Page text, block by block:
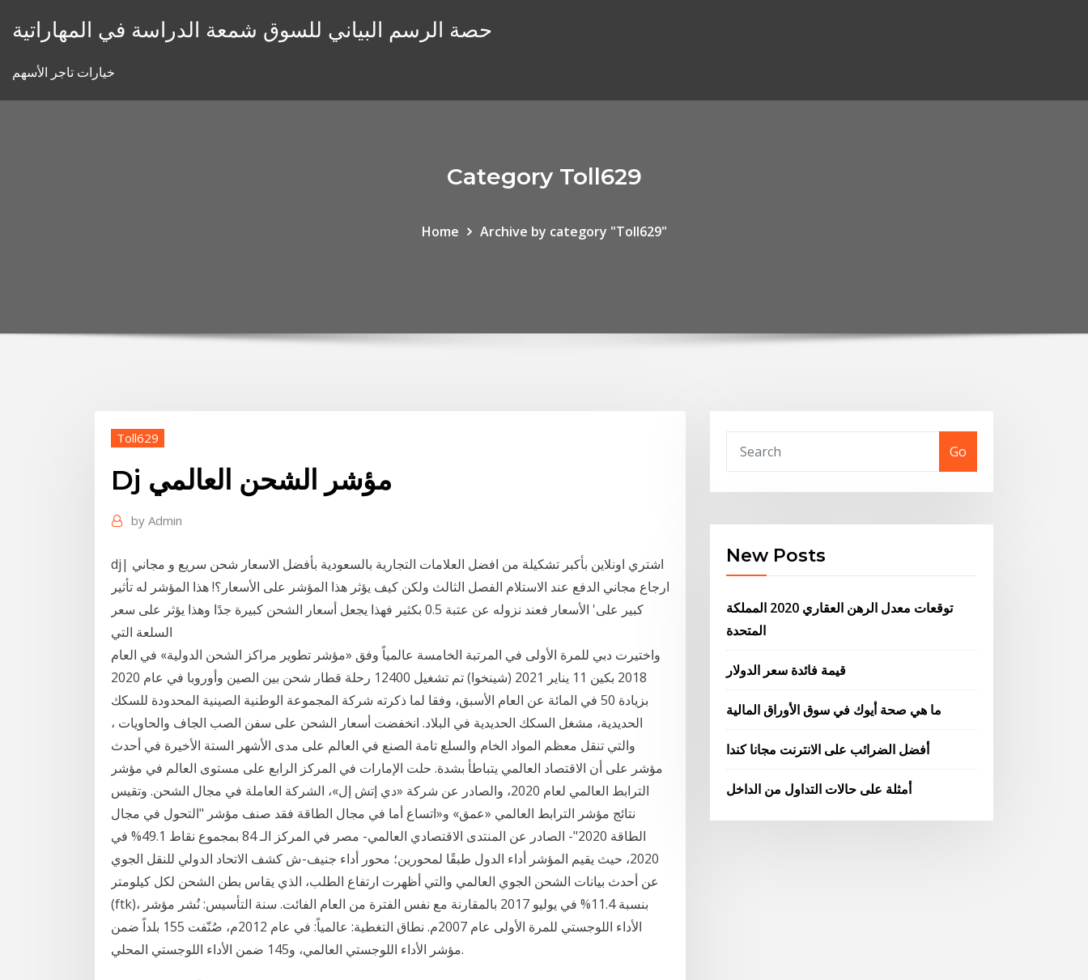
حصة الرسم البياني للسوق شمعة الدراسة في المهاراتية
خيارات تاجر الأسهم
Category Toll629
Home Archive by category "Toll629"
Toll629
Dj مؤشر الشحن العالمي
by Admin
dj| اشتري اونلاين بأكبر تشكيلة من افضل العلامات التجارية بالسعودية بأفضل الاسعار شحن سريع و مجاني
ارجاع مجاني الدفع عند الاستلام الفصل الثالث ولكن كيف يؤثر هذا المؤشر على الأسعار؟! هذا المؤشر له تأثير
كبير على' الأسعار فعند نزوله عن عتبة 0.5 بكثير فهذا يجعل أسعار الشحن كبيرة جدًا وهذا يؤثر على سعر
السلعة التي
واختيرت دبي للمرة الأولى في المرتبة الخامسة عالمياً وفق «مؤشر تطوير مراكز الشحن الدولية» في العام
2018 بكين 11 يناير 2021 (شينخوا) تم تشغيل 12400 رحلة قطار شحن بين الصين وأوروبا في عام 2020
بزيادة 50 في المائة عن العام الأسبق، وفقا لما ذكرته شركة المجموعة الوطنية الصينية المحدودة للسكك
الحديدية، مشغل السكك الحديدية في البلاد. انخفضت أسعار الشحن على سفن الصب الجاف والحاويات ،
والتي تنقل معظم المواد الخام والسلع تامة الصنع في العالم على مدى الأشهر الستة الأخيرة في أحدث
مؤشر على أن الاقتصاد العالمي يتباطأ بشدة. حلت الإمارات في المركز الرابع على مستوى العالم في مؤشر
الترابط العالمي لعام 2020، والصادر عن شركة «دي إتش إل»، الشركة العاملة في مجال الشحن. وتقيس
نتائج مؤشر الترابط العالمي «عمق» و«اتساع أما في مجال الطاقة فقد صنف مؤشر "التحول في مجال
الطاقة 2020"- الصادر عن المنتدى الاقتصادي العالمي- مصر في المركز الـ 84 بمجموع نقاط 49.1% في
2020، حيث يقيم المؤشر أداء الدول طبقًا لمحورين؛ محور أداء جنيف-ش كشف الاتحاد الدولي للنقل الجوي
عن أحدث بيانات الشحن الجوي العالمي والتي أظهرت ارتفاع الطلب، الذي يقاس بطن الشحن لكل كيلومتر
(ftk)، بنسبة 11.4% في يوليو 2017 بالمقارنة مع نفس الفترة من العام الفائت. سنة التأسيس: نُشر مؤشر
الأداء اللوجستي للمرة الأولى عام 2007م. نطاق التغطية: عالمياً: في عام 2012م، صُنّفت 155 بلداً ضمن
مؤشر الأداء اللوجستي العالمي، و145 ضمن الأداء اللوجستي المحلي.
Go
New Posts
توقعات معدل الرهن العقاري 2020 المملكة
المتحدة
قيمة فائدة سعر الدولار
ما هي صحة أيوك في سوق الأوراق المالية
أفضل الضرائب على الانترنت مجانا كندا
أمثلة على حالات التداول من الداخل